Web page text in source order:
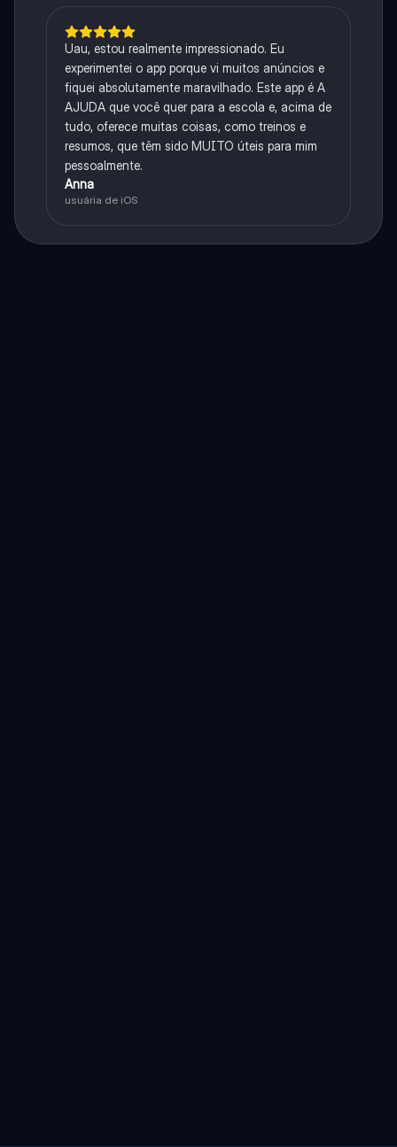
Uau, estou realmente impressionado. Eu
experimentei o app porque vi muitos anúncios e
fiquei absolutamente maravilhado. Este app é A
AJUDA que você quer para a escola e, acima de
tudo, oferece muitas coisas, como treinos e
resumos, que têm sido MUITO úteis para mim
pessoalmente.
Anna
usuária de iOS